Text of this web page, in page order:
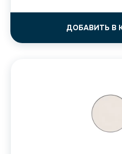
ДОБАВИТЬ В